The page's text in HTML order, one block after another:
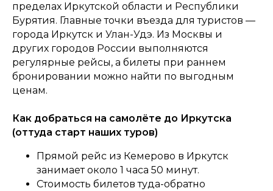
пределах Иркутской области и Республики
Бурятия. Главные точки въезда для туристов —
города Иркутск и Улан-Удэ. Из Москвы и
других городов России выполняются
регулярные рейсы, а билеты при раннем
бронировании можно найти по выгодным
ценам.
Как добраться на самолёте до Иркутска
(оттуда старт наших туров)
Прямой рейс из Кемерово в Иркутск
занимает около 1 часа 50 минут.
Стоимость билетов туда-обратно